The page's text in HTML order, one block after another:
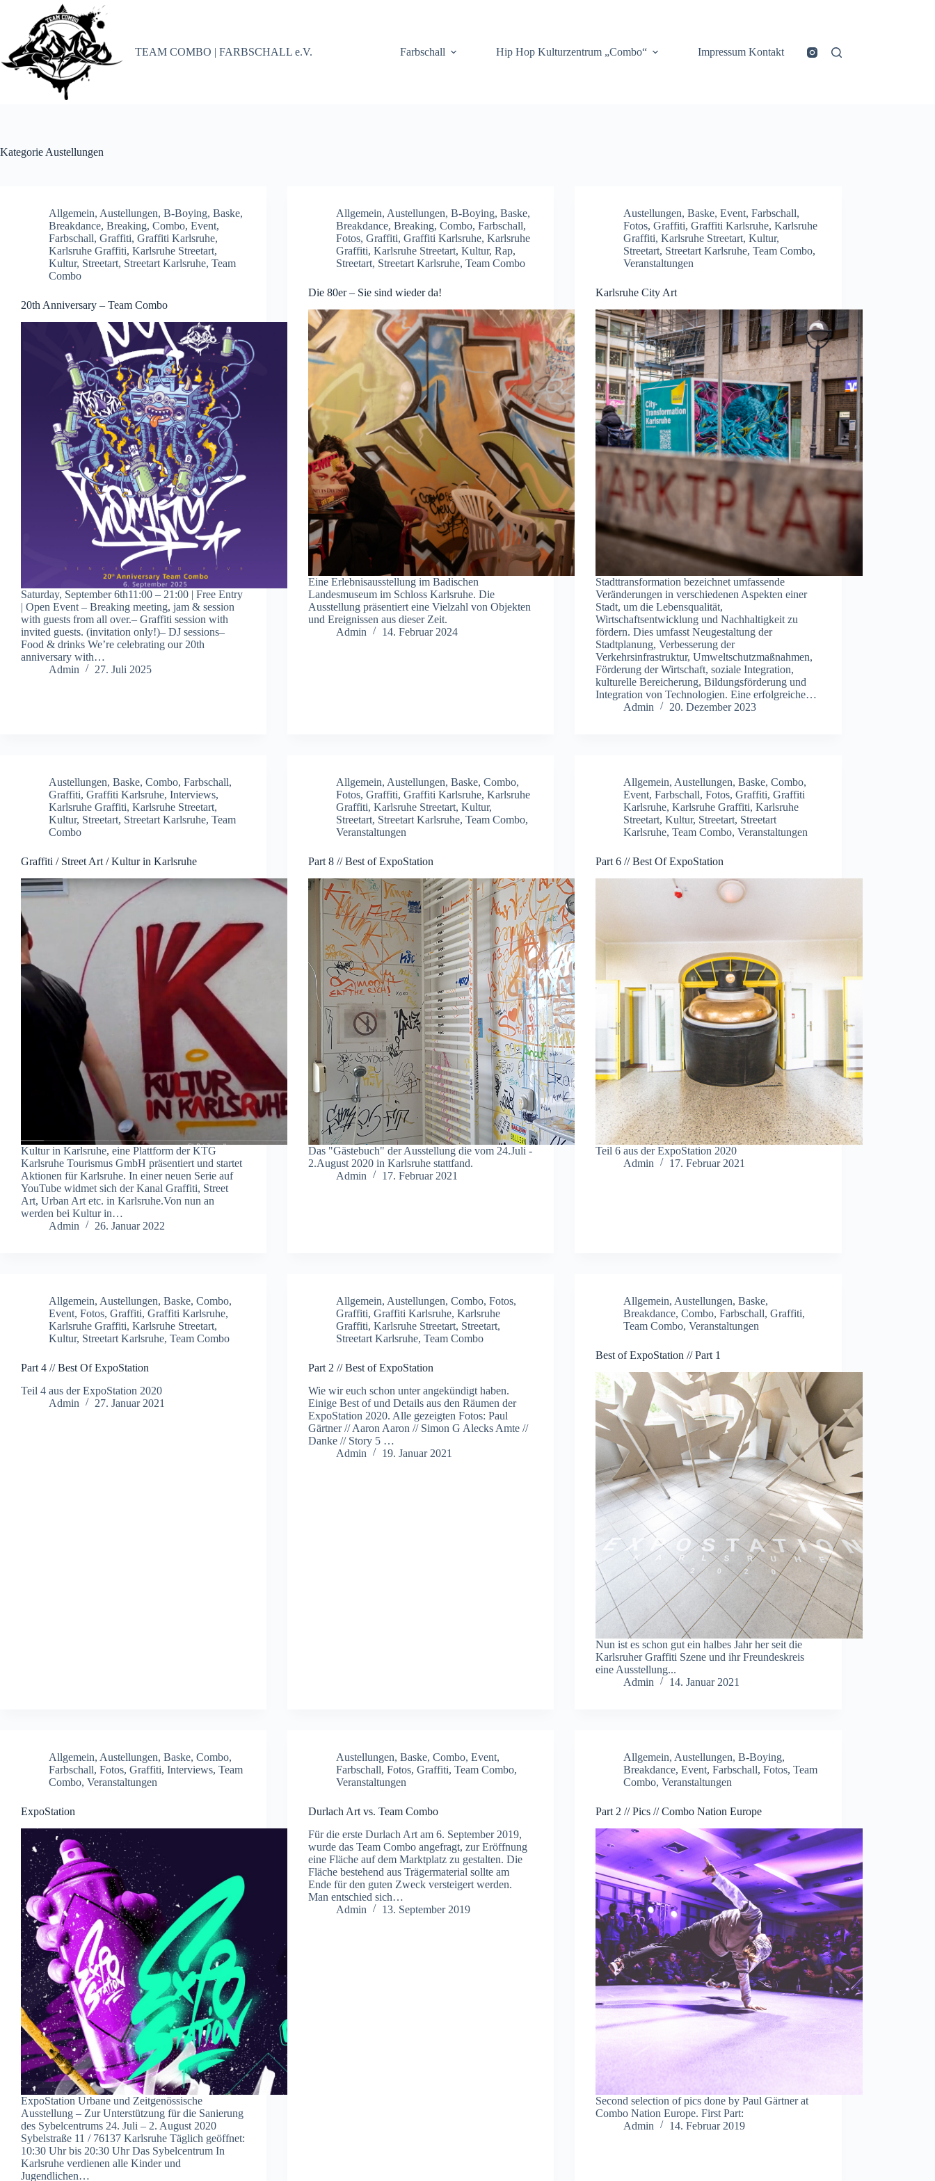
springen
TEAM COMBO | FARBSCHALL e.V.
Farbschall Hip Hop Kulturzentrum „Combo“ Impressum Kontakt
Kategorie Austellungen
Allgemein, Austellungen, B-Boying, Baske,
Breakdance, Breaking, Combo, Event,
Farbschall, Graffiti, Graffiti Karlsruhe,
Karlsruhe Graffiti, Karlsruhe Streetart,
Kultur, Streetart, Streetart Karlsruhe, Team
Combo
20th Anniversary – Team Combo
Saturday, September 6th11:00 – 21:00 | Free Entry
| Open Event – Breaking meeting, jam & session
with guests from all over.– Graffiti session with
invited guests. (invitation only!)– DJ sessions–
Food & drinks We’re celebrating our 20th
anniversary with…
Admin
27. Juli 2025
Allgemein, Austellungen,B-Boying,Baske,
Breakdance,Breaking,Combo,Farbschall,
Fotos,Graffiti,Graffiti Karlsruhe,Karlsruhe
Graffiti,Karlsruhe Streetart,Kultur,Rap,
Streetart, Streetart Karlsruhe,Team Combo
Die 80er – Sie sind wieder da!
Eine Erlebnisausstellung im Badischen
Landesmuseum im Schloss Karlsruhe. Die
Ausstellung präsentiert eine Vielzahl von Objekten
und Ereignissen aus dieser Zeit.
Admin
14. Februar 2024
Austellungen,Baske,Event,Farbschall,
Fotos,Graffiti,Graffiti Karlsruhe,Karlsruhe
Graffiti,Karlsruhe Streetart,Kultur,
Streetart, Streetart Karlsruhe,Team Combo,
Veranstaltungen
Karlsruhe City Art
Stadttransformation bezeichnet umfassende
Veränderungen in verschiedenen Aspekten einer
Stadt, um die Lebensqualität,
Wirtschaftsentwicklung und Nachhaltigkeit zu
fördern. Dies umfasst Neugestaltung der
Stadtplanung, Verbesserung der
Verkehrsinfrastruktur, Umweltschutzmaßnahmen,
Förderung der Wirtschaft, soziale Integration,
kulturelle Bereicherung, Bildungsförderung und
Integration von Technologien. Eine erfolgreiche…
Admin
20. Dezember 2023
Austellungen, Baske, Combo, Farbschall,
Graffiti, Graffiti Karlsruhe, Interviews,
Karlsruhe Graffiti, Karlsruhe Streetart,
Kultur, Streetart, Streetart Karlsruhe, Team
Combo
Graffiti / Street Art / Kultur in Karlsruhe
Kultur in Karlsruhe, eine Plattform der KTG
Karlsruhe Tourismus GmbH präsentiert und startet
Aktionen für Karlsruhe. In einer neuen Serie auf
YouTube widmet sich der Kanal Graffiti, Street
Art, Urban Art etc. in Karlsruhe.Von nun an
werden bei Kultur in…
Admin
26. Januar 2022
Allgemein, Austellungen,Baske,Combo,
Fotos,Graffiti,Graffiti Karlsruhe,Karlsruhe
Graffiti,Karlsruhe Streetart,Kultur,
Streetart, Streetart Karlsruhe,Team Combo,
Veranstaltungen
Part 8 // Best of ExpoStation
Das "Gästebuch" der Ausstellung die vom 24.Juli -
2.August 2020 in Karlsruhe stattfand.
Admin
17. Februar 2021
Allgemein, Austellungen,Baske,Combo,
Event,Farbschall,Fotos,Graffiti,Graffiti
Karlsruhe,Karlsruhe Graffiti,Karlsruhe
Streetart,Kultur, Streetart, Streetart
Karlsruhe,Team Combo,Veranstaltungen
Part 6 // Best Of ExpoStation
Teil 6 aus der ExpoStation 2020
Admin
17. Februar 2021
Allgemein, Austellungen, Baske, Combo,
Event, Fotos, Graffiti, Graffiti Karlsruhe,
Karlsruhe Graffiti, Karlsruhe Streetart,
Kultur, Streetart Karlsruhe, Team Combo
Part 4 // Best Of ExpoStation
Teil 4 aus der ExpoStation 2020
Admin
27. Januar 2021
Allgemein, Austellungen,Combo,Fotos,
Graffiti,Graffiti Karlsruhe,Karlsruhe
Graffiti,Karlsruhe Streetart, Streetart,
Streetart Karlsruhe,Team Combo
Part 2 // Best of ExpoStation
Wie wir euch schon unter angekündigt haben.
Einige Best of und Details aus den Räumen der
ExpoStation 2020. Alle gezeigten Fotos: Paul
Gärtner // Aaron Aaron // Simon G Alecks Amte //
Danke // Story 5 …
Admin
19. Januar 2021
Allgemein, Austellungen,Baske,
Breakdance,Combo,Farbschall,Graffiti,
Team Combo,Veranstaltungen
Best of ExpoStation // Part 1
Nun ist es schon gut ein halbes Jahr her seit die
Karlsruher Graffiti Szene und ihr Freundeskreis
eine Ausstellung...
Admin
14. Januar 2021
Allgemein, Austellungen, Baske, Combo,
Farbschall, Fotos, Graffiti, Interviews, Team
Combo, Veranstaltungen
ExpoStation
ExpoStation Urbane und Zeitgenössische
Ausstellung – Zur Unterstützung für die Sanierung
des Sybelcentrums 24. Juli – 2. August 2020
Sybelstraße 11 / 76137 Karlsruhe Täglich geöffnet:
10:30 Uhr bis 20:30 Uhr Das Sybelcentrum In
Karlsruhe verdienen alle Kinder und
Jugendlichen…
Austellungen,Baske,Combo,Event,
Farbschall,Fotos,Graffiti,Team Combo,
Veranstaltungen
Durlach Art vs. Team Combo
Für die erste Durlach Art am 6. September 2019,
wurde das Team Combo angefragt, zur Eröffnung
eine Fläche auf dem Marktplatz zu gestalten. Die
Fläche bestehend aus Trägermaterial sollte am
Ende für den guten Zweck versteigert werden.
Man entschied sich…
Admin
13. September 2019
Allgemein, Austellungen,B-Boying,
Breakdance,Event,Farbschall,Fotos,Team
Combo,Veranstaltungen
Part 2 // Pics // Combo Nation Europe
Second selection of pics done by Paul Gärtner at
Combo Nation Europe. First Part:
Admin
14. Februar 2019